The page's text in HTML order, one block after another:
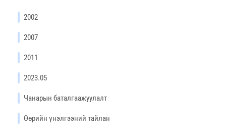
2002
2007
2011
2023.05
Чанарын баталгаажуулалт
Өөрийн үнэлгээний тайлан